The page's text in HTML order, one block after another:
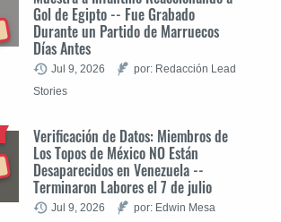
Gol de Egipto -- Fue Grabado
Durante un Partido de Marruecos
Días Antes
Jul 9, 2026
por: Redacción Lead
Stories
Verificación de Datos: Miembros de
Los Topos de México NO Están
Desaparecidos en Venezuela --
Terminaron Labores el 7 de julio
Jul 9, 2026 por: Edwin Mesa